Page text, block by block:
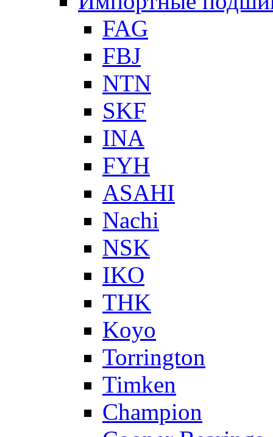
FAG
FBJ
NTN
SKF
INA
FYH
ASAHI
Nachi
NSK
IKO
THK
Koyo
Torrington
Timken
Champion